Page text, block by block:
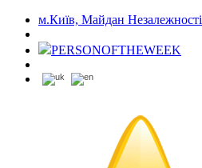
м.Київ, Майдан Незалежності
PERSONOFTHEWEEK